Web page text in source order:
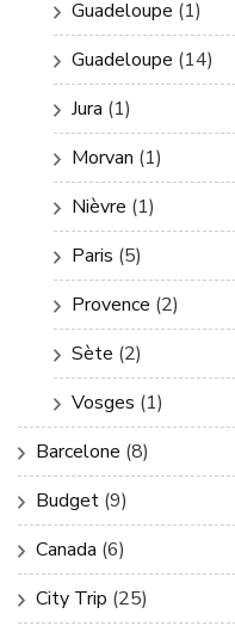
Guadeloupe (1)
Guadeloupe (14)
Jura (1)
Morvan (1)
Nièvre (1)
Paris (5)
Provence (2)
Sète (2)
Vosges (1)
Barcelone (8)
Budget (9)
Canada (6)
City Trip (25)